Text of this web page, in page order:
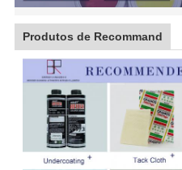
Produtos de Recommand